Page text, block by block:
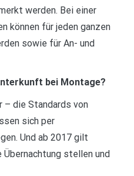
werden. Bei einer
können für jeden ganzen
sowie für An- und
bei Montage?
– die Standards von
sich per
Und ab 2017 gilt
stellen und